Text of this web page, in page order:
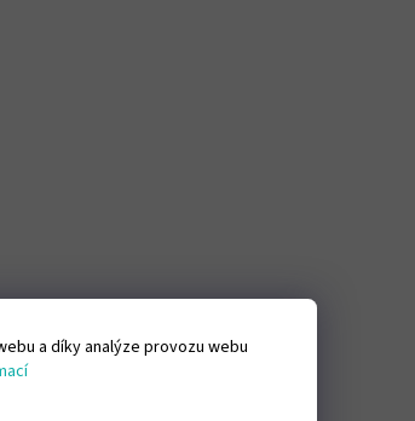
a díky analýze provozu webu